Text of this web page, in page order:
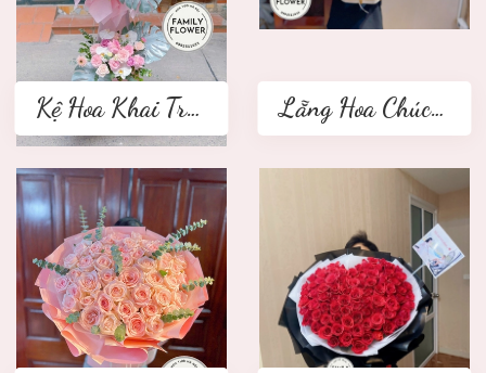
Kệ Hoa Khai Trương 2 tầng Lẵng Hoa Chúc Mừng